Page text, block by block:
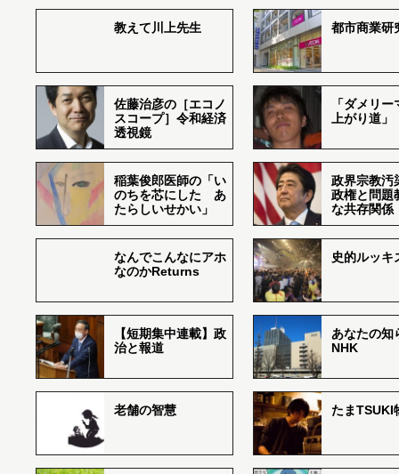
教えて川上先生 都市商業研
佐藤治彦の［エコノ
スコープ］令和経済
透視鏡
「ダメリ
上がり道」
稲葉俊郎医師の「い
のちを芯にした あ
たらしいせかい」
政界宗教汚
政権と問題
な共存関係
なんでこんなにアホ
なのかReturns
史的ルッキ
【短期集中連載】政
治と報道
あなたの知
NHK
老舗の智慧 たまTSUKI